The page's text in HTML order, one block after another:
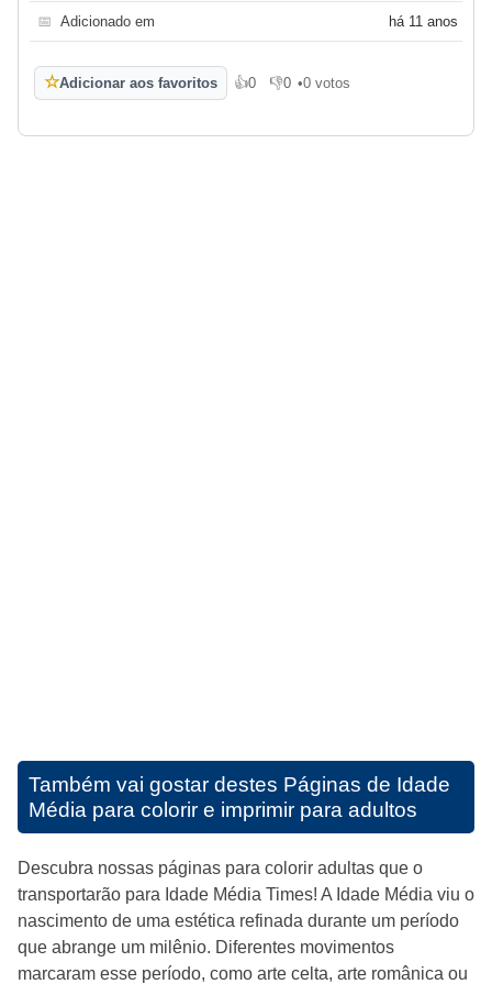
📅 Adicionado em há 11 anos
☆Adicionar aos favoritos 👍0
Gosto👎0
Não gosto
•0 votos
Também vai gostar destes Páginas de Idade
Média para colorir e imprimir para adultos
Descubra nossas páginas para colorir adultas que o
transportarão para Idade Média Times! A Idade Média viu o
nascimento de uma estética refinada durante um período
que abrange um milênio. Diferentes movimentos
marcaram esse período, como arte celta, arte românica ou